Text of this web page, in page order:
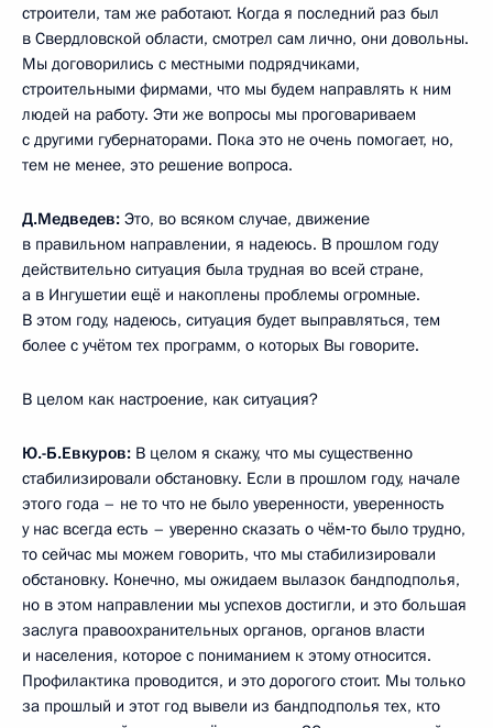
строители, там же работают. Когда я последний раз был
в Свердловской области, смотрел сам лично, они довольны.
Мы договорились с местными подрядчиками,
строительными фирмами, что мы будем направлять к ним
людей на работу. Эти же вопросы мы проговариваем
с другими губернаторами. Пока это не очень помогает, но,
тем не менее, это решение вопроса.
Д.Медведев: Это, во всяком случае, движение
в правильном направлении, я надеюсь. В прошлом году
действительно ситуация была трудная во всей стране,
а в Ингушетии ещё и накоплены проблемы огромные.
В этом году, надеюсь, ситуация будет выправляться, тем
более с учётом тех программ, о которых Вы говорите.
В целом как настроение, как ситуация?
Ю.-Б.Евкуров: В целом я скажу, что мы существенно
стабилизировали обстановку. Если в прошлом году, начале
этого года – не то что не было уверенности, уверенность
у нас всегда есть – уверенно сказать о чём‑то было трудно,
то сейчас мы можем говорить, что мы стабилизировали
обстановку. Конечно, мы ожидаем вылазок бандподполья,
но в этом направлении мы успехов достигли, и это большая
заслуга правоохранительных органов, органов власти
и населения, которое с пониманием к этому относится.
Профилактика проводится, и это дорогого стоит. Мы только
за прошлый и этот год вывели из бандподполья тех, кто